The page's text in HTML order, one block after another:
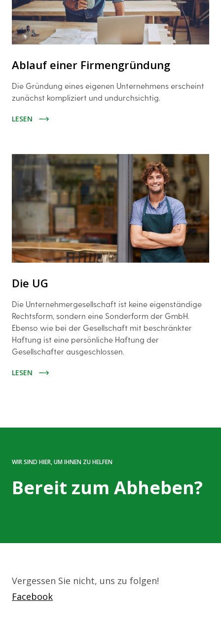
Ablauf einer Firmengründung
Die Gründung eines eigenen Unternehmens erscheint
zunächst kompliziert und undurchsichtig.
LESEN
Die UG
Die Unternehmergesellschaft ist keine eigenständige
Rechtsform, sondern eine Sonderform der GmbH.
Ebenso wie bei der Gesellschaft mit beschränkter
Haftung ist eine persönliche Haftung der
Gesellschafter ausgeschlossen.
LESEN
WIR SIND HIER, UM IHNEN ZU HELFEN
Bereit zum Abheben?
Vergessen Sie nicht, uns zu folgen!
Facebook